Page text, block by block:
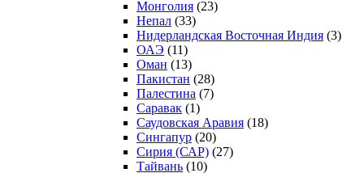
Монголия (23)
Непал (33)
Нидерландская Восточная Индия (3)
ОАЭ (11)
Оман (13)
Пакистан (28)
Палестина (7)
Саравак (1)
Саудовская Аравия (18)
Сингапур (20)
Сирия (САР) (27)
Тайвань (10)